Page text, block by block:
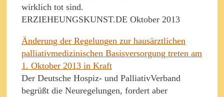
wirklich tot sind.
ERZIEHEUNGSKUNST.DE Oktober 2013
Änderung der Regelungen zur hausärztlichen
palliativmedizinischen Basisversorgung treten am
1. Oktober 2013 in Kraft
Der Deutsche Hospiz- und PalliativVerband
begrüßt die Neuregelungen, fordert aber